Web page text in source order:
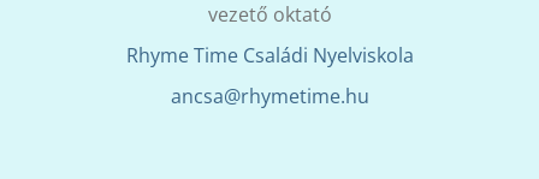
vezető oktató
Rhyme Time Családi Nyelviskola
ancsa@rhymetime.hu